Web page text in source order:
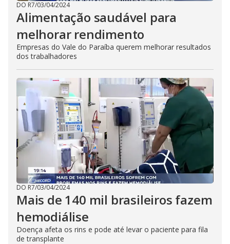
DO R7/03/04/2024
Alimentação saudável para
melhorar rendimento
Empresas do Vale do Paraíba querem melhorar resultados
dos trabalhadores
DO R7/03/04/2024
Mais de 140 mil brasileiros fazem
hemodiálise
Doença afeta os rins e pode até levar o paciente para fila
de transplante